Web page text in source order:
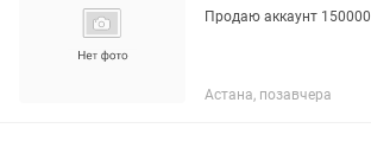
Продаю аккаунт 150000
Астана, позавчера